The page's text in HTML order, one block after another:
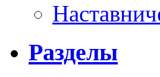
Разделы